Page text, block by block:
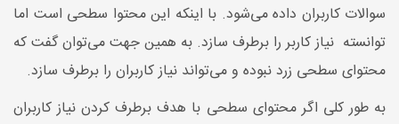
سوالات کاربران داده می‌شود. با اینکه این محتوا سطحی است اما
توانسته نیاز کاربر را برطرف سازد. به همین جهت می‌توان گفت که
محتوای سطحی زرد نبوده و می‌تواند نیاز کاربران را برطرف سازد.
به طور کلی اگر محتوای سطحی با هدف برطرف کردن نیاز کاربران